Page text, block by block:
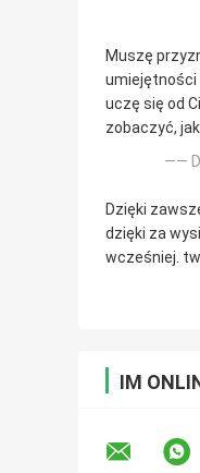
Muszę
umiejętności
uczę się od
zobaczyć,
——
Dzięki
dzięki za
wcześniej.
IM